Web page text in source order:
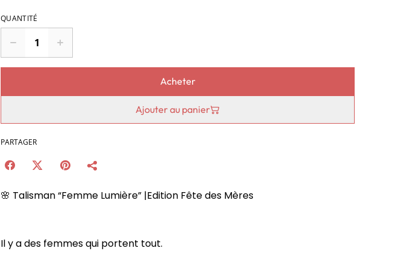
QUANTITÉ
Acheter
Ajouter au panier
PARTAGER
🌸 Talisman “Femme Lumière” |Edition Fête des Mères
Il y a des femmes qui portent tout.